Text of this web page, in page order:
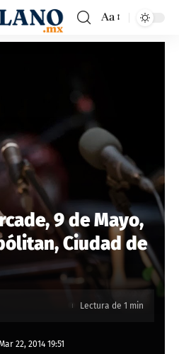
Aa
9 de Mayo,
Ciudad de
22, 2014 19:51
Lectura de 1 min